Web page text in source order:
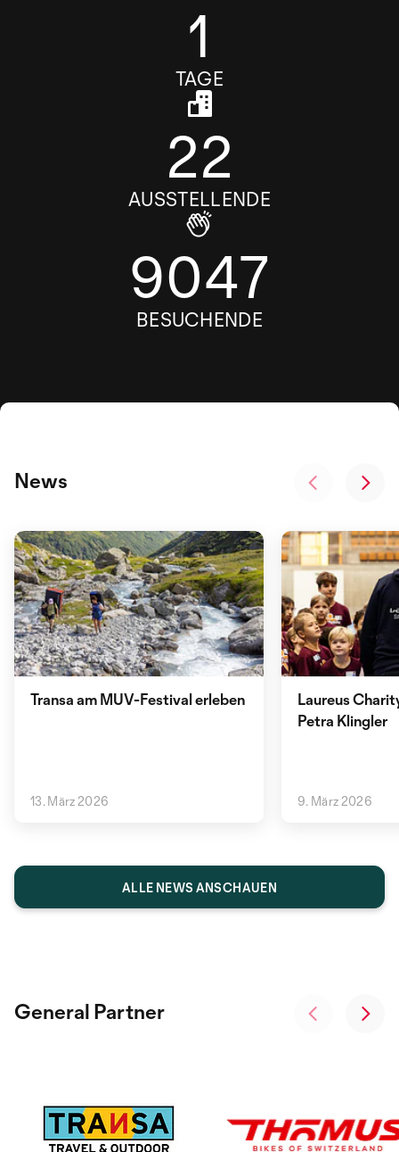
1
TAGE
26
AUSSTELLENDE
10571
BESUCHENDE
News
Transa am MUV-Festival erleben
13. März 2026
Laureus
Petra Klingler
9. März 2026
ALLE NEWS ANSCHAUEN
General Partner